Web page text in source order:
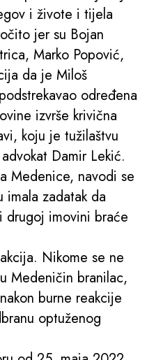
i živote i tijela
jer su Bojan
Marko Popović,
da je Miloš
određena
izvrše krivična
koju je tužilaštvu
Damir Lekić.
Medenice, navodi se
zadatak da
drugoj imovini braće
Nikome se ne
Medeničin branilac,
burne reakcije
optuženog